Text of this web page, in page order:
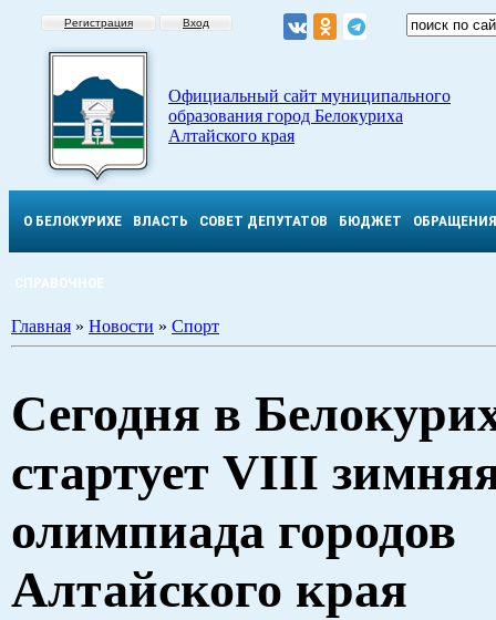
Регистрация Вход
Официальный сайт муниципального
образования город Белокуриха
Алтайского края
О БЕЛОКУРИХЕ ВЛАСТЬ СОВЕТ ДЕПУТАТОВ БЮДЖЕТ ОБРАЩЕНИЯ
СПРАВОЧНОЕ
Главная » Новости » Спорт
Сегодня в
стартует VIII
олимпиада городов
Алтайского края